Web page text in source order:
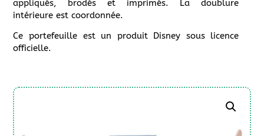
appliqués, brodés et imprimés. La doublure
intérieure est coordonnée.
Ce portefeuille est un produit Disney sous licence
officielle.